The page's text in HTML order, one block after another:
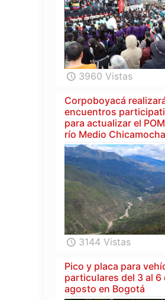
3960 Vistas
Corpoboyacá
encuentros
para actualizar el
río Medio Chicamocha
3144 Vistas
Pico y placa para
particulares del 3 al 6
agosto en Bogotá